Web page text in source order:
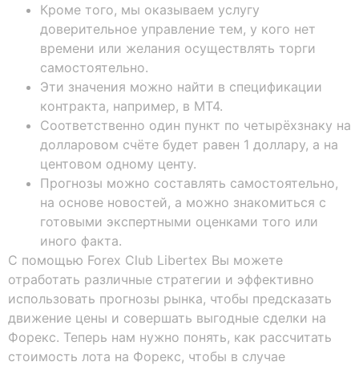
Кроме того, мы оказываем услугу
доверительное управление тем, у кого нет
времени или желания осуществлять торги
самостоятельно.
Эти значения можно найти в спецификации
контракта, например, в МТ4.
Соответственно один пункт по четырёхзнаку на
долларовом счёте будет равен 1 доллару, а на
центовом одному центу.
Прогнозы можно составлять самостоятельно,
на основе новостей, а можно знакомиться с
готовыми экспертными оценками того или
иного факта.
С помощью Forex Club Libertex Вы можете
отработать различные стратегии и эффективно
использовать прогнозы рынка, чтобы предсказать
движение цены и совершать выгодные сделки на
Форекс. Теперь нам нужно понять, как рассчитать
стоимость лота на Форекс, чтобы в случае